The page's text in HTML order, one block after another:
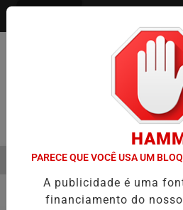
Pesquisar Notícia
DO CÂNCER DE CABEÇA E PESCOÇO
EM ALTA
PARECE QUE VOCÊ USA UM
A publicidade é uma
financiamento do